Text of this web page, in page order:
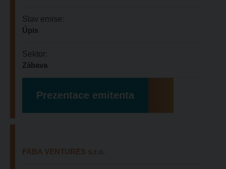
Stav emise:
Úpis
Sektor:
Zábava
Prezentace emitenta
FABA VENTURES s.r.o.